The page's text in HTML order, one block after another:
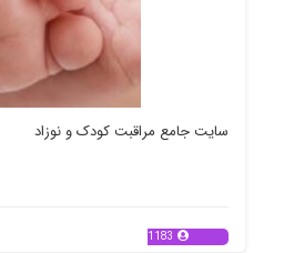
سایت جامع مراقبت کودک و نوزاد
1183